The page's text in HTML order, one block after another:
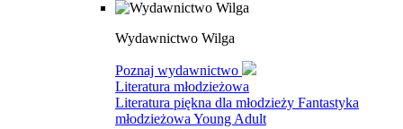
Wydawnictwo Wilga
Poznaj wydawnictwo
Literatura młodzieżowa
Literatura piękna dla młodzieży Fantastyka
młodzieżowa Young Adult